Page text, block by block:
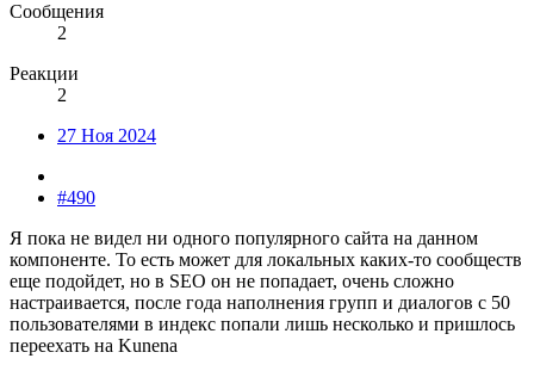
Сообщения
2
Реакции
2
27 Ноя 2024
#490
Я пока не видел ни одного популярного сайта на данном
компоненте. То есть может для локальных каких-то сообществ
еще подойдет, но в SEO он не попадает, очень сложно
настраивается, после года наполнения групп и диалогов с 50
пользователями в индекс попали лишь несколько и пришлось
переехать на Kunena